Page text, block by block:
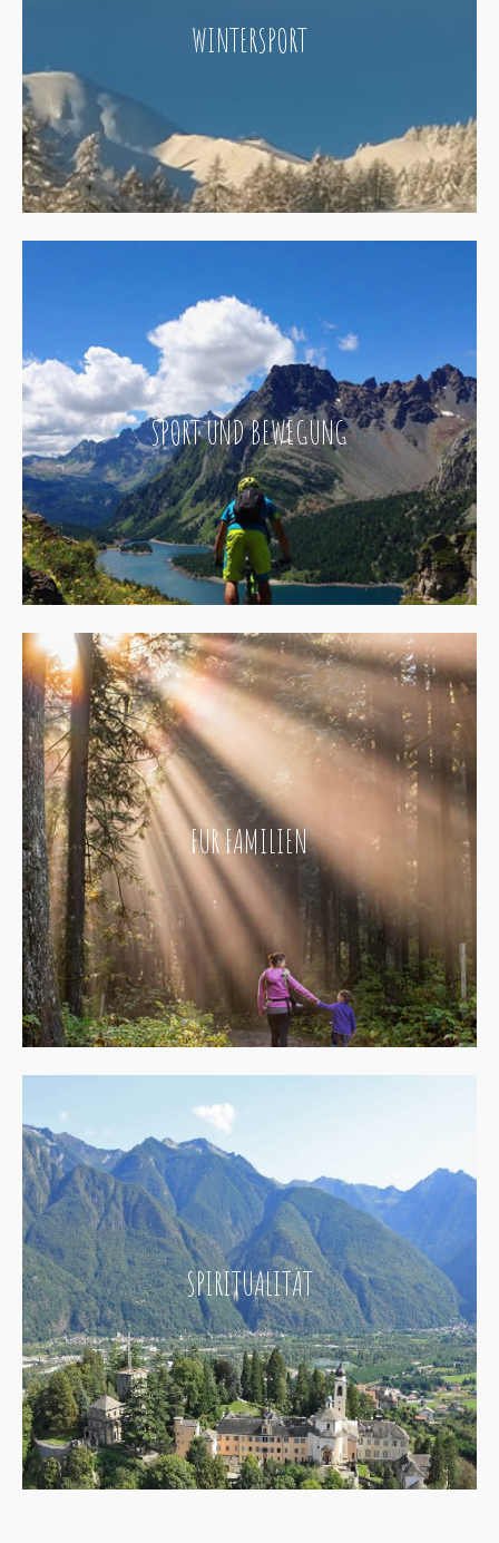
WINTERSPORT
SPORT UND BEWEGUNG
FÜR FAMILIEN
SPIRITUALITÄT